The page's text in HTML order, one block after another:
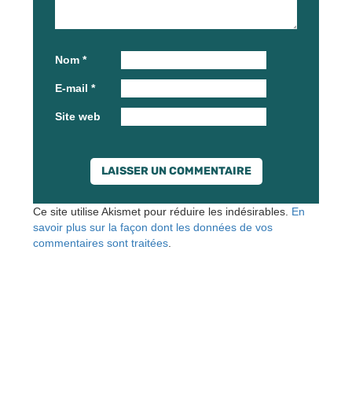
Nom *
E-mail *
Site web
Ce site utilise Akismet pour réduire les indésirables. En
savoir plus sur la façon dont les données de vos
commentaires sont traitées.